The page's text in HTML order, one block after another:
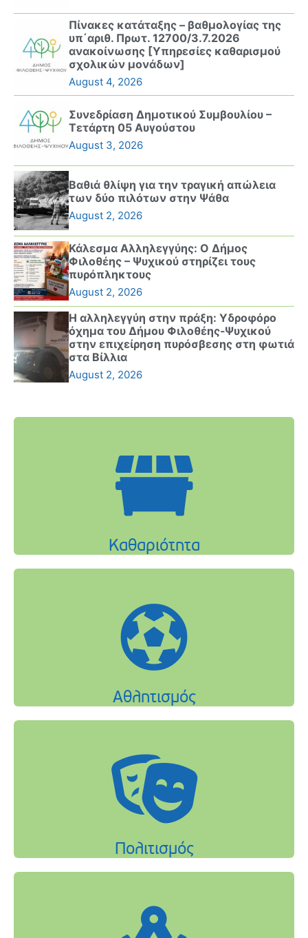
Πίνακες κατάταξης – βαθμολογίας της
υπ΄αριθ. Πρωτ. 12700/3.7.2026
ανακοίνωσης [Υπηρεσίες καθαρισμού
σχολικών μονάδων]
August 4, 2026
Συνεδρίαση Δημοτικού Συμβουλίου –
Τετάρτη 05 Αυγούστου
August 3, 2026
Βαθιά θλίψη για την τραγική απώλεια
των δύο πιλότων στην Ψάθα
August 2, 2026
Κάλεσμα Αλληλεγγύης: Ο Δήμος
Φιλοθέης – Ψυχικού στηρίζει τους
πυρόπληκτους
August 2, 2026
Η αλληλεγγύη στην πράξη: Υδροφόρο
όχημα του Δήμου Φιλοθέης-Ψυχικού
στην επιχείρηση πυρόσβεσης στη φωτιά
στα Βίλλια
August 2, 2026